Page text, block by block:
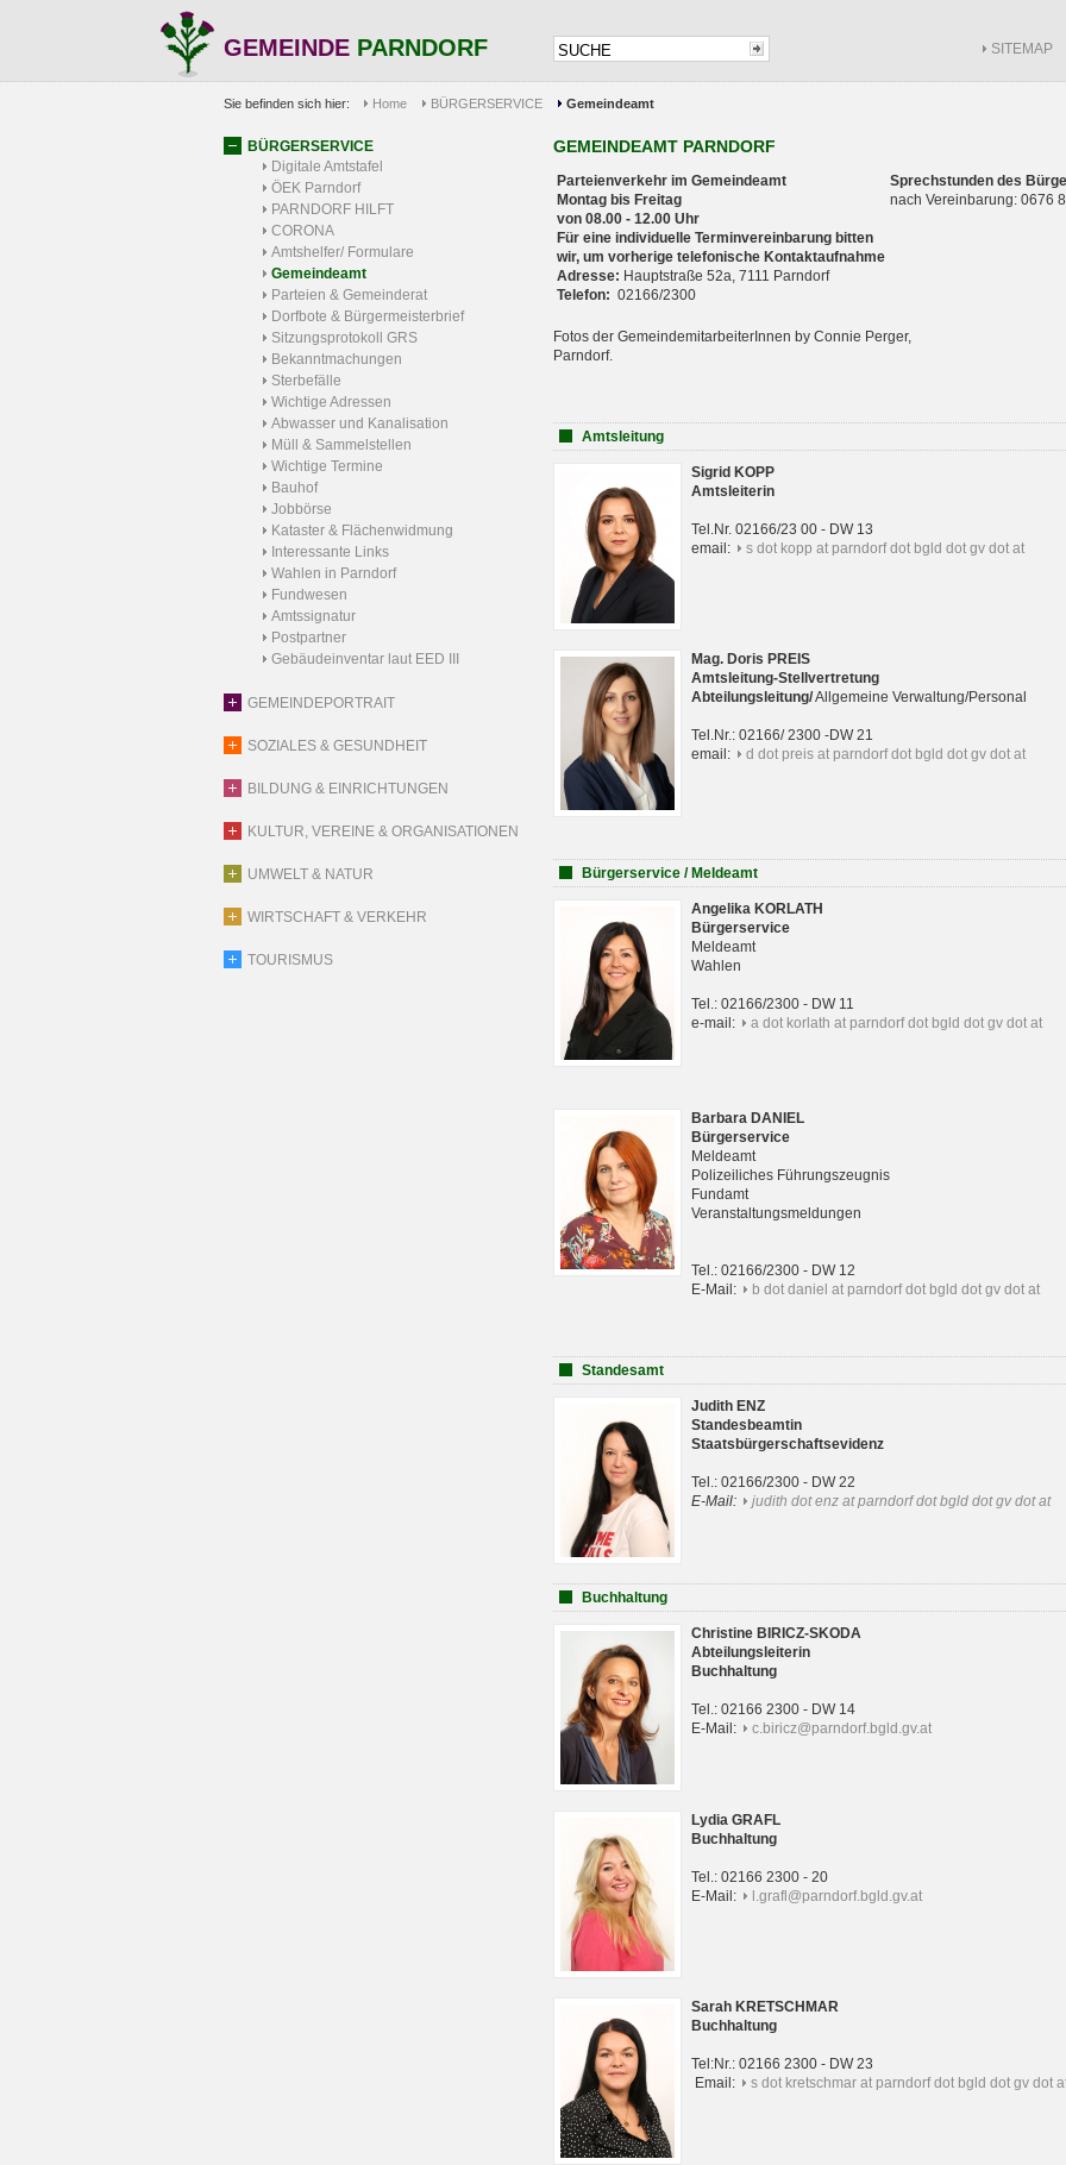
GEMEINDE PARNDORF SITEMAP
Sie befinden sich hier: Home BÜRGERSERVICE Gemeindeamt
BÜRGERSERVICE
Digitale Amtstafel
ÖEK Parndorf
PARNDORF HILFT
CORONA
Amtshelfer/ Formulare
Gemeindeamt
Parteien & Gemeinderat
Dorfbote & Bürgermeisterbrief
Sitzungsprotokoll GRS
Bekanntmachungen
Sterbefälle
Wichtige Adressen
Abwasser und Kanalisation
Müll & Sammelstellen
Wichtige Termine
Bauhof
Jobbörse
Kataster & Flächenwidmung
Interessante Links
Wahlen in Parndorf
Fundwesen
Amtssignatur
Postpartner
Gebäudeinventar laut EED III
GEMEINDEPORTRAIT
SOZIALES & GESUNDHEIT
BILDUNG & EINRICHTUNGEN
KULTUR, VEREINE & ORGANISATIONEN
UMWELT & NATUR
WIRTSCHAFT & VERKEHR
TOURISMUS
GEMEINDEAMT PARNDORF
Parteienverkehr im Gemeindeamt
Montag bis Freitag
von 08.00 - 12.00 Uhr
Für eine individuelle Terminvereinbarung bitten
wir, um vorherige telefonische Kontaktaufnahme
Adresse: Hauptstraße 52a, 7111 Parndorf
Telefon: 02166/2300
Sprechstunden des
nach Vereinbarung: 0676
Fotos der GemeindemitarbeiterInnen by Connie Perger,
Parndorf.
Amtsleitung
Sigrid KOPP
Amtsleiterin
Tel.Nr. 02166/23 00 - DW 13
email:
s dot kopp at parndorf dot bgld dot gv dot at
Mag. Doris PREIS
Amtsleitung-Stellvertretung
Abteilungsleitung/Allgemeine Verwaltung/Personal
Tel.Nr.: 02166/ 2300 -DW 21
email:
d dot preis at parndorf dot bgld dot gv dot at
Bürgerservice / Meldeamt
Angelika KORLATH
Bürgerservice
Meldeamt
Wahlen
Tel.: 02166/2300 - DW 11
e-mail:
a dot korlath at parndorf dot bgld dot gv dot at
Barbara DANIEL
Bürgerservice
Meldeamt
Polizeiliches Führungszeugnis
Fundamt
Veranstaltungsmeldungen
Tel.: 02166/2300 - DW 12
E-Mail:
b dot daniel at parndorf dot bgld dot gv dot at
Standesamt
Judith ENZ
Standesbeamtin
Staatsbürgerschaftsevidenz
Tel.: 02166/2300 - DW 22
E-Mail:
judith dot enz at parndorf dot bgld dot gv dot at
Buchhaltung
Christine BIRICZ-SKODA
Abteilungsleiterin
Buchhaltung
Tel.: 02166 2300 - DW 14
E-Mail:
c.biricz@parndorf.bgld.gv.at
Lydia GRAFL
Buchhaltung
Tel.: 02166 2300 - 20
E-Mail:
l.grafl@parndorf.bgld.gv.at
Sarah KRETSCHMAR
Buchhaltung
Tel:Nr.: 02166 2300 - DW 23
Email:
s dot kretschmar at parndorf dot bgld dot gv dot